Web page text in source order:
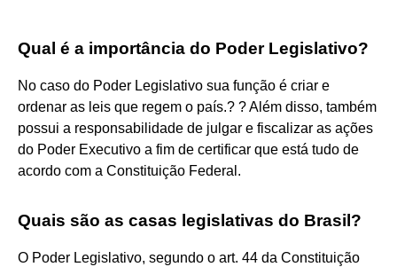
Qual é a importância do Poder Legislativo?
No caso do Poder Legislativo sua função é criar e
ordenar as leis que regem o país.? ? Além disso, também
possui a responsabilidade de julgar e fiscalizar as ações
do Poder Executivo a fim de certificar que está tudo de
acordo com a Constituição Federal.
Quais são as casas legislativas do Brasil?
O Poder Legislativo, segundo o art. 44 da Constituição